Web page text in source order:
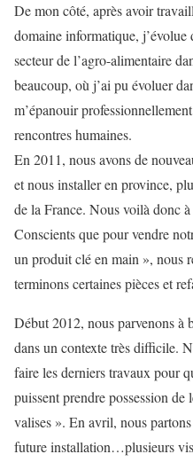
De mon côté, après avoir
domaine informatique, j’évolue
secteur de l’agro-alimentaire
beaucoup, où j’ai pu évoluer
m’épanouir
rencontres humaines.
En 2011, nous avons de
et nous installer en province,
de la France. Nous voilà donc
Conscients que pour vendre
un produit clé en main », nous
terminons certaines pièces et
Début 2012, nous parvenons à
dans un contexte très difficile.
faire les derniers travaux pour
puissent prendre possession
valises ». En avril, nous
future installation…plusieurs